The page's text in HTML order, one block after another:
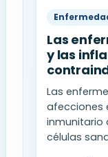
Las
y las
Las
afecciones
inmunitario
células